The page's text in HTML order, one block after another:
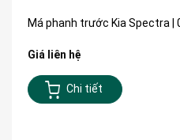
Má phanh trước Kia Spectra |
Giá liên hệ
Chi tiết